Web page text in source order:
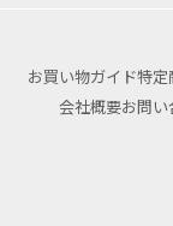
お買い物ガイド特定
会社概要お問い